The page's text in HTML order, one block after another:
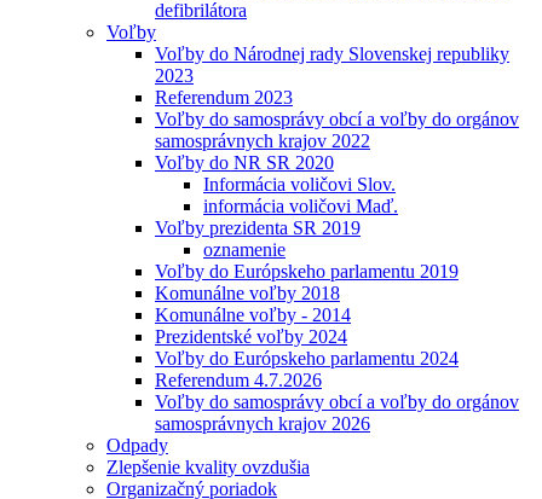
defibrilátora
Voľby
Voľby do Národnej rady Slovenskej republiky
2023
Referendum 2023
Voľby do samosprávy obcí a voľby do orgánov
samosprávnych krajov 2022
Voľby do NR SR 2020
Informácia voličovi Slov.
informácia voličovi Maď.
Voľby prezidenta SR 2019
oznamenie
Voľby do Európskeho parlamentu 2019
Komunálne voľby 2018
Komunálne voľby - 2014
Prezidentské voľby 2024
Voľby do Európskeho parlamentu 2024
Referendum 4.7.2026
Voľby do samosprávy obcí a voľby do orgánov
samosprávnych krajov 2026
Odpady
Zlepšenie kvality ovzdušia
Organizačný poriadok